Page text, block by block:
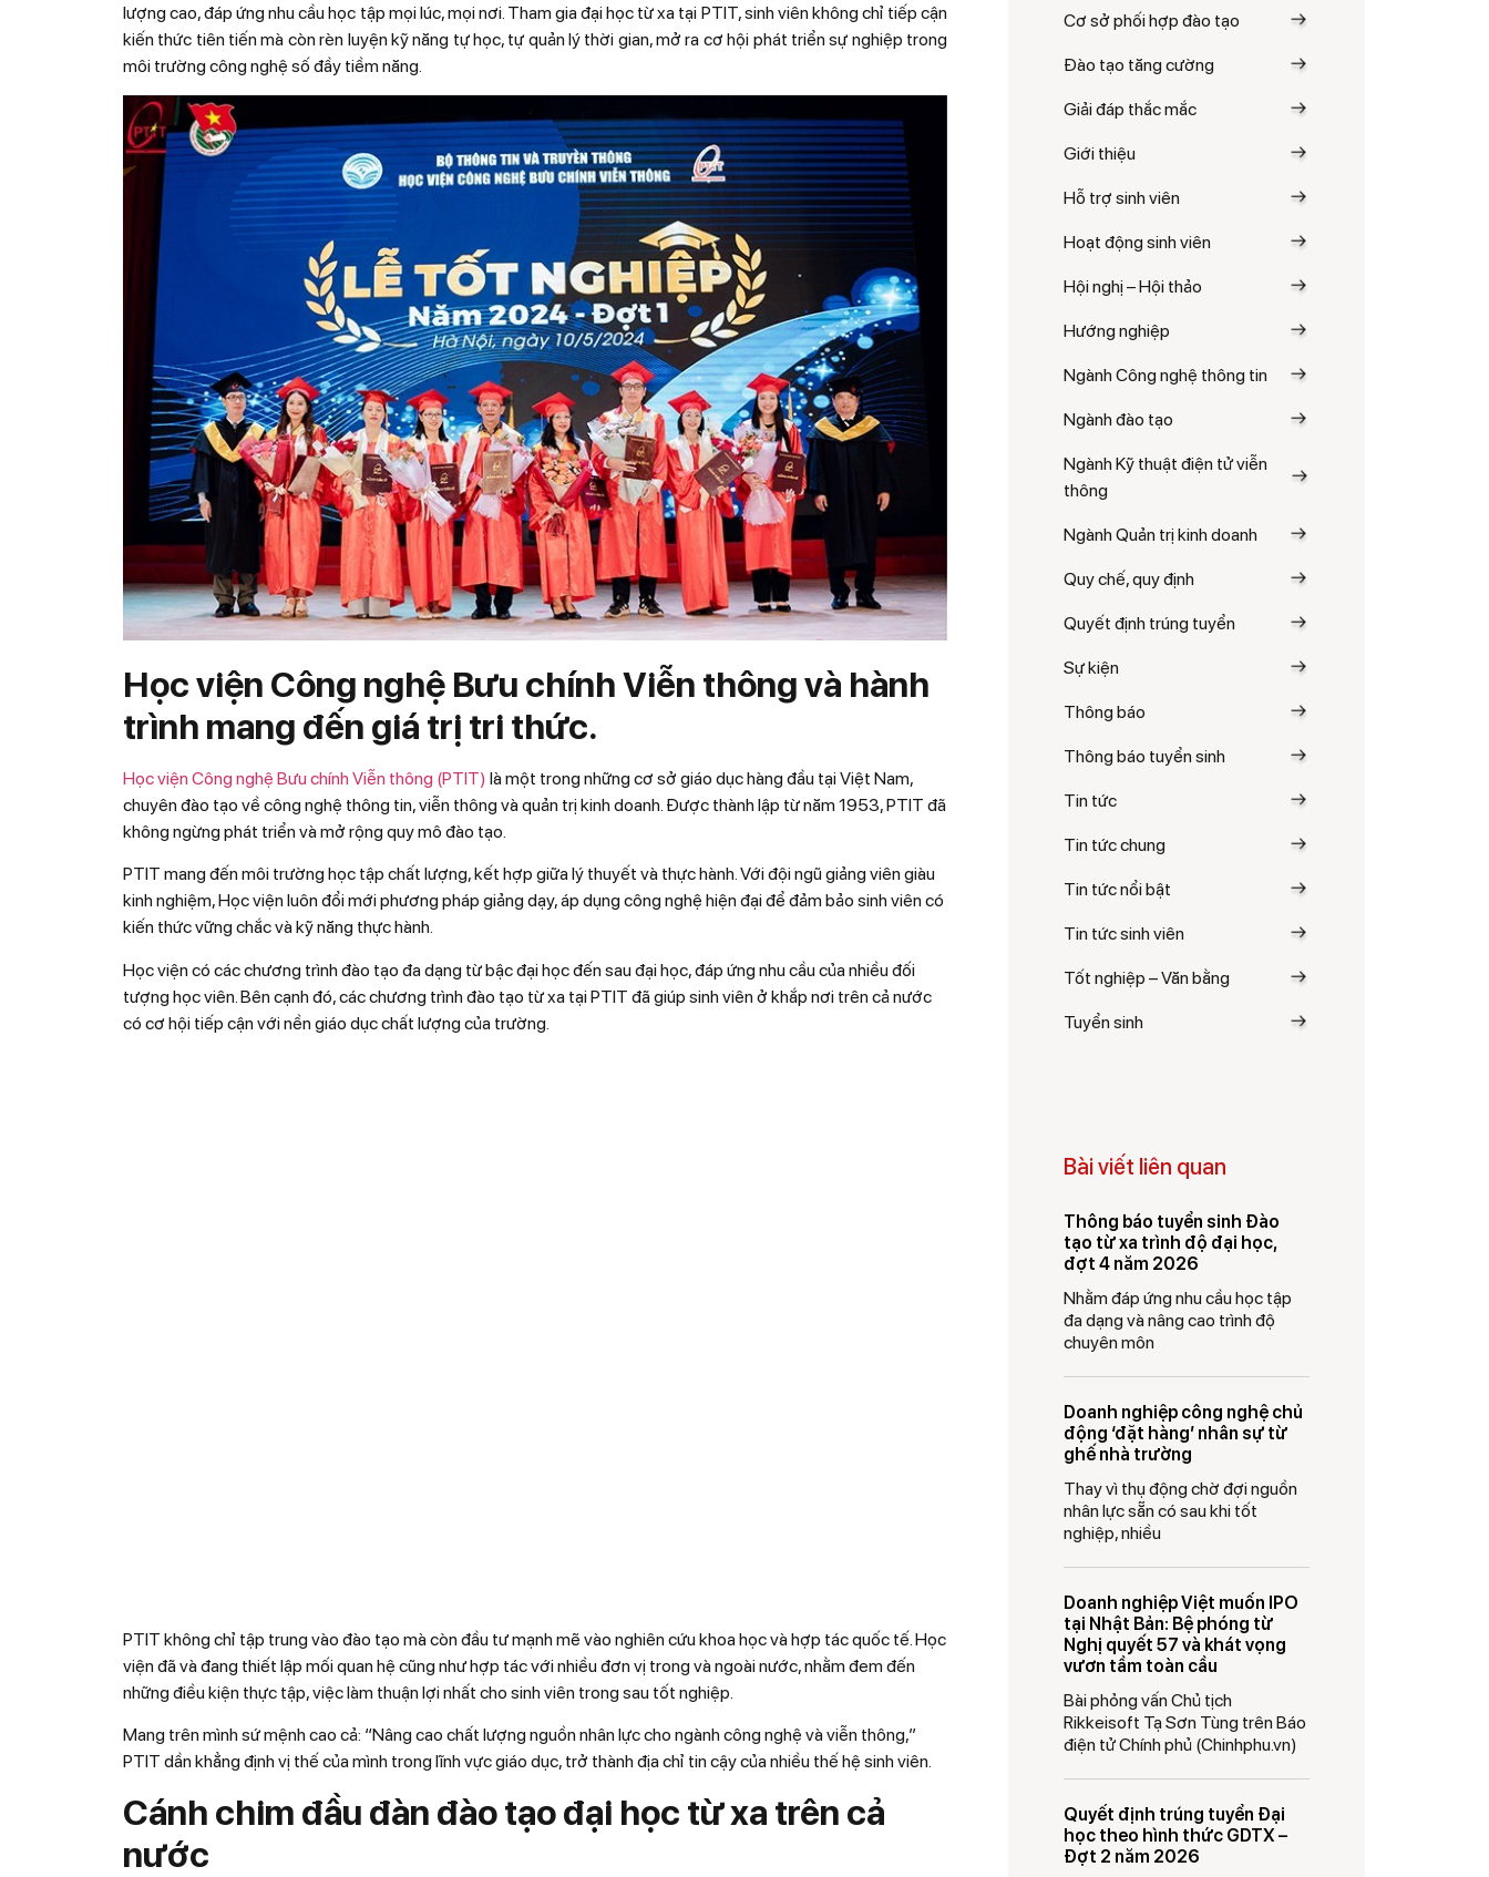
lượng cao, đáp ứng nhu cầu học tập mọi lúc, mọi nơi. Tham gia đại học từ xa tại PTIT, sinh viên không chỉ tiếp cận
kiến thức tiên tiến mà còn rèn luyện kỹ năng tự học, tự quản lý thời gian, mở ra cơ hội phát triển sự nghiệp trong
môi trường công nghệ số đầy tiềm năng.
Học viện Công nghệ Bưu chính Viễn thông và hành
trình mang đến giá trị tri thức.
Học viện Công nghệ Bưu chính Viễn thông (PTIT) là một trong những cơ sở giáo dục hàng đầu tại Việt Nam,
chuyên đào tạo về công nghệ thông tin, viễn thông và quản trị kinh doanh. Được thành lập từ năm 1953, PTIT đã
không ngừng phát triển và mở rộng quy mô đào tạo.
PTIT mang đến môi trường học tập chất lượng, kết hợp giữa lý thuyết và thực hành. Với đội ngũ giảng viên giàu
kinh nghiệm, Học viện luôn đổi mới phương pháp giảng dạy, áp dụng công nghệ hiện đại để đảm bảo sinh viên có
kiến thức vững chắc và kỹ năng thực hành.
Học viện có các chương trình đào tạo đa dạng từ bậc đại học đến sau đại học, đáp ứng nhu cầu của nhiều đối
tượng học viên. Bên cạnh đó, các chương trình đào tạo từ xa tại PTIT đã giúp sinh viên ở khắp nơi trên cả nước
có cơ hội tiếp cận với nền giáo dục chất lượng của trường.
PTIT không chỉ tập trung vào đào tạo mà còn đầu tư mạnh mẽ vào nghiên cứu khoa học và hợp tác quốc tế. Học
viện đã và đang thiết lập mối quan hệ cũng như hợp tác với nhiều đơn vị trong và ngoài nước, nhằm đem đến
những điều kiện thực tập, việc làm thuận lợi nhất cho sinh viên trong sau tốt nghiệp.
Mang trên mình sứ mệnh cao cả: “Nâng cao chất lượng nguồn nhân lực cho ngành công nghệ và viễn thông,”
PTIT dần khẳng định vị thế của mình trong lĩnh vực giáo dục, trở thành địa chỉ tin cậy của nhiều thế hệ sinh viên.
Cánh chim đầu đàn đào tạo đại học từ xa trên cả
nước
Cơ sở phối hợp đào tạo
Đào tạo tăng cường
Giải đáp thắc mắc
Giới thiệu
Hỗ trợ sinh viên
Hoạt động sinh viên
Hội nghị – Hội thảo
Hướng nghiệp
Ngành Công nghệ thông tin
Ngành đào tạo
Ngành Kỹ thuật điện tử viễn
thông
Ngành Quản trị kinh doanh
Quy chế, quy định
Quyết định trúng tuyển
Sự kiện
Thông báo
Thông báo tuyển sinh
Tin tức
Tin tức chung
Tin tức nổi bật
Tin tức sinh viên
Tốt nghiệp – Văn bằng
Tuyển sinh
Bài viết liên quan
Thông báo tuyển sinh Đào
tạo từ xa trình độ đại học,
đợt 4 năm 2026
Nhằm đáp ứng nhu cầu học tập
đa dạng và nâng cao trình độ
chuyên môn
Doanh nghiệp công nghệ chủ
động ‘đặt hàng’ nhân sự từ
ghế nhà trường
Thay vì thụ động chờ đợi nguồn
nhân lực sẵn có sau khi tốt
nghiệp, nhiều
Doanh nghiệp Việt muốn IPO
tại Nhật Bản: Bệ phóng từ
Nghị quyết 57 và khát vọng
vươn tầm toàn cầu
Bài phỏng vấn Chủ tịch
Rikkeisoft Tạ Sơn Tùng trên Báo
điện tử Chính phủ (Chinhphu.vn)
Quyết định trúng tuyển Đại
học theo hình thức GDTX –
Đợt 2 năm 2026